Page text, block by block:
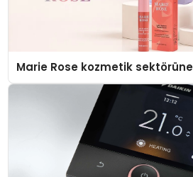
Marie Rose kozmetik